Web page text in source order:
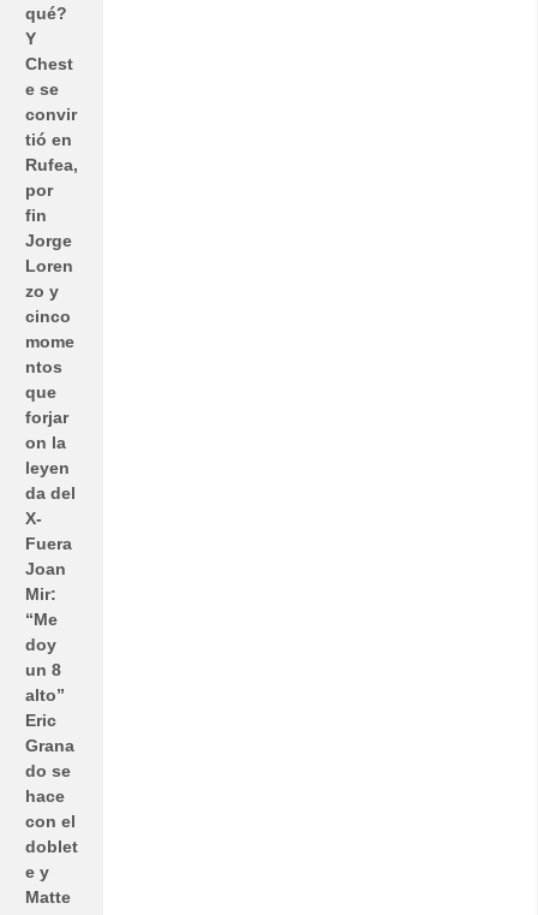
qué?
Y
Chest
e se
convir
tió en
Rufea,
por
fin
Jorge
Loren
zo y
cinco
mome
ntos
que
forjar
on la
leyen
da del
X-
Fuera
Joan
Mir:
“Me
doy
un 8
alto”
Eric
Grana
do se
hace
con el
doblet
e y
Matte